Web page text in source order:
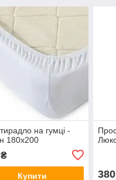
на гумці -
180х200
Купити 380